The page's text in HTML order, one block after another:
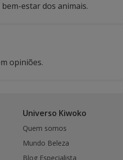
estar dos animais.
opiniões.
Universo Kiwoko
Quem somos
Mundo Beleza
Blog Especialista